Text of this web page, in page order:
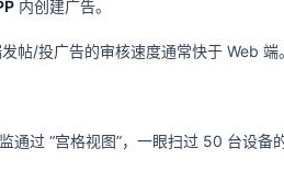
内创建广告。
帖/投广告的审核速度通常快于 Web 端
通过 “宫格视图”，一眼扫过 50 台设备